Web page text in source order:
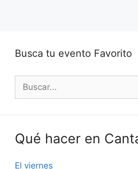
Busca tu evento Favorito
Buscar:
Qué hacer en
El viernes